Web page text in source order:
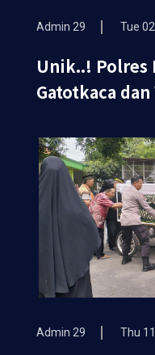
Admin 29 Tue
Unik..! Polres
Gatotkaca
Semeru 2026
Admin 29 Thu